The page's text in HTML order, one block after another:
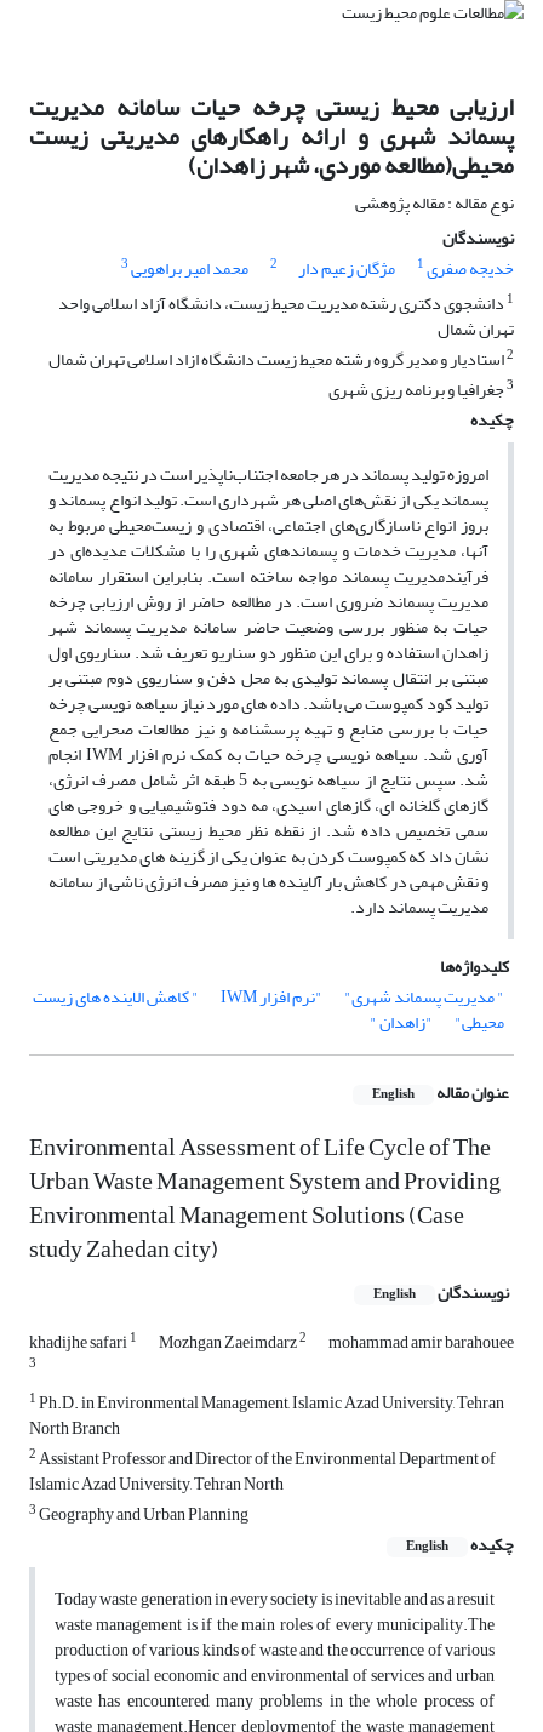
ارزیابی محیط زیستی چرخه حیات سامانه مدیریت
پسماند شهری و ارائه راهکارهای مدیریتی زیست
محیطی(مطالعه موردی، شهر زاهدان)
نوع مقاله : مقاله پژوهشی
نویسندگان
خدیجه صفری1 مژگان زعیم دار 2 محمد امیر براهویی3
1 دانشجوی دکتری رشته مدیریت محیط زیست، دانشگاه آزاد اسلامی واحد
تهران شمال
2استادیار و مدیر گروه رشته محیط زیست دانشگاه ازاد اسلامی تهران شمال
3جغرافیا و برنامه ریزی شهری
چکیده
امروزه تولید پسماند در هر جامعه اجتناب‌ناپذیر است در نتیجه مدیریت
پسماند یکی از نقش‌های اصلی هر شهرداری است. تولید انواع پسماند و
بروز انواع ناسازگاری‌های اجتماعی، اقتصادی و زیست‌محیطی مربوط به
آنها، مدیریت خدمات و پسماندهای شهری را با مشکلات عدیده‌ای در
فرآیندمدیریت پسماند مواجه ساخته است. بنابراین استقرار سامانه
مدیریت پسماند ضروری است. در مطالعه حاضر از روش ارزیابی چرخه
حیات به منظور بررسی وضعیت حاضر سامانه مدیریت پسماند شهر
زاهدان استفاده و برای این منظور دو سناریو تعریف شد. سناریوی اول
مبتنی بر انتقال پسماند تولیدی به محل دفن و سناریوی دوم مبتنی بر
تولید کود کمپوست می باشد. داده های مورد نیاز سیاهه نویسی چرخه
حیات با بررسی منابع و تهیه پرسشنامه و نیز مطالعات صحرایی جمع
آوری شد. سیاهه نویسی چرخه حیات به کمک نرم افزار IWM انجام
شد. سپس نتایج از سیاهه نویسی به 5 طبقه اثر شامل مصرف انرژی،
گازهای گلخانه ای، گازهای اسیدی، مه دود فتوشیمیایی و خروجی های
سمی تخصیص داده شد. از نقطه نظر محیط زیستی, نتایج این مطالعه
نشان داد که کمپوست کردن به عنوان یکی از گزینه های مدیریتی است
و نقش مهمی در کاهش بار آلاینده ها و نیز مصرف انرژی ناشی از سامانه
مدیریت پسماند دارد.
کلیدواژه‌ها
" مدیریت پسماند شهری"
"نرم افزار IWM " کاهش الاینده های زیست
محیطی" "زاهدان "
عنوان مقاله English
Environmental Assessment of Life Cycle of The
Urban Waste Management System and Providing
Environmental Management Solutions (Case
study Zahedan city)
نویسندگان English
khadijhe safari1 Mozhgan Zaeimdarz2 mohammad amir barahouee
3
1Ph.D. in Environmental Management, Islamic Azad University, Tehran
North Branch
2Assistant Professor and Director of the Environmental Department of
Islamic Azad University, Tehran North
3Geography and Urban Planning
چکیده
English
Today waste generation in every society is inevitable and as a resuit
waste management is if the main roles of every municipality.The
production of various kinds of waste and the occurrence of various
types of social economic and environmental of services and urban
waste has encountered many problems in the whole process of